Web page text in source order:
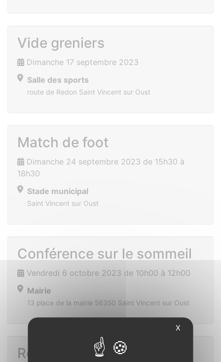
Vide greniers
Dimanche 17 septembre 2023
Salle des sports
route de Redon Saint Vincent sur Oust
Match de foot
Dimanche 24 septembre 2023 de 15h30 à
18h30
Stade municipal
Saint Vincent sur Oust
Conférence sur le sommeil
Vendredi 6 octobre 2023 de 10h00 à 12h00
Mairie
13 place de la mairie 56350 Saint Vincent sur Oust
Repas du CCAS 2023
X